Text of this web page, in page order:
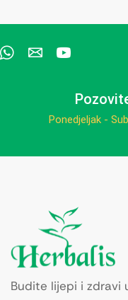
Ponedjeljak -
Budite lijepi i zdravi